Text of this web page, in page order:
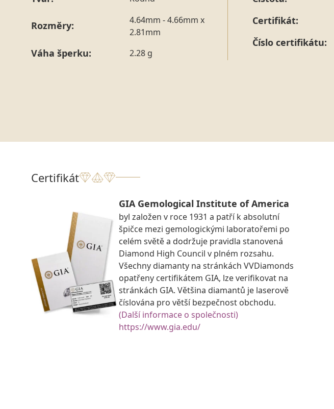
Rozměry:
4.64mm - 4.66mm x
2.81mm
Váha šperku: 2.28 g
Certifikát:
Číslo certifikátu:
Certifikát
GIA Gemological Institute of America
byl založen v roce 1931 a patří k absolutní
špičce mezi gemologickými laboratořemi po
celém světě a dodržuje pravidla stanovená
Diamond High Council v plném rozsahu.
Všechny diamanty na stránkách VVDiamonds
opatřeny certifikátem GIA, lze verifikovat na
stránkách GIA. Většina diamantů je laserově
číslována pro větší bezpečnost obchodu.
(Další informace o společnosti)
https://www.gia.edu/